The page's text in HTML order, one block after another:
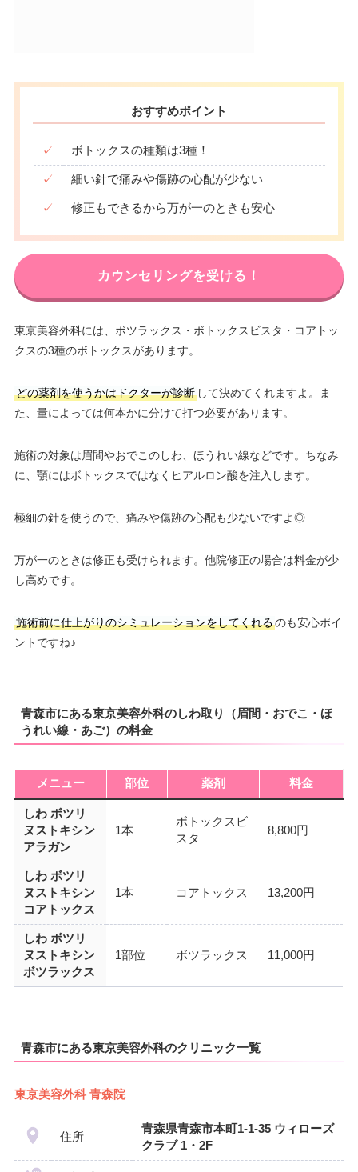
おすすめポイント
✓ ボトックスの種類は3種！
✓ 細い針で痛みや傷跡の心配が少ない
✓ 修正もできるから万が一のときも安心
カウンセリングを受ける！
東京美容外科には、ボツラックス・ボトックスビスタ・コアトッ
クスの3種のボトックスがあります。
どの薬剤を使うかはドクターが診断して決めてくれますよ。ま
た、量によっては何本かに分けて打つ必要があります。
施術の対象は眉間やおでこのしわ、ほうれい線などです。ちなみ
に、顎にはボトックスではなくヒアルロン酸を注入します。
極細の針を使うので、痛みや傷跡の心配も少ないですよ◎
万が一のときは修正も受けられます。他院修正の場合は料金が少
し高めです。
施術前に仕上がりのシミュレーションをしてくれるのも安心ポイ
ントですね♪
青森市にある東京美容外科のしわ取り（眉間・おでこ・ほ
うれい線・あご）の料金
メニュー 部位 薬剤 料金
しわ ボツリ
ヌストキシン
アラガン
1本
ボトックスビ
スタ
8,800円
しわ ボツリ
ヌストキシン
コアトックス
1本 コアトックス 13,200円
しわ ボツリ
ヌストキシン
ボツラックス
1部位 ボツラックス 11,000円
青森市にある東京美容外科のクリニック一覧
東京美容外科 青森院
住所
青森県青森市本町1-1-35 ウィローズ
クラブ 1・2F